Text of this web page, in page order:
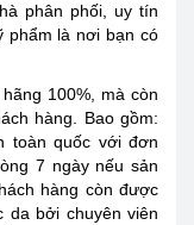
phân phối, uy tín
phẩm là nơi bạn có
100%, mà còn
hàng. Bao gồm:
toàn quốc với đơn
7 ngày nếu sản
hàng còn được
da bởi chuyên viên